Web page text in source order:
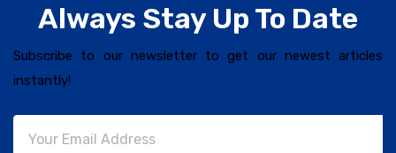
Always Stay Up To Date
Subscribe to our newsletter to get our newest articles
instantly!